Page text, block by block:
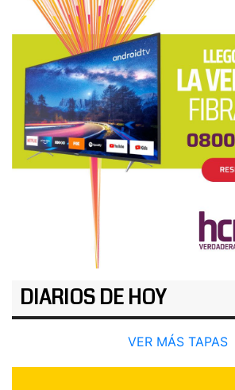
DIARIOS DE HOY
VER MÁS TAPAS